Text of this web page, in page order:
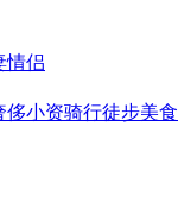
情侣
侈小资骑行徒步美食